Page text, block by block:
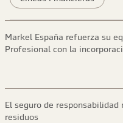
Markel España refuerza su
Profesional con la
El seguro de
residuos